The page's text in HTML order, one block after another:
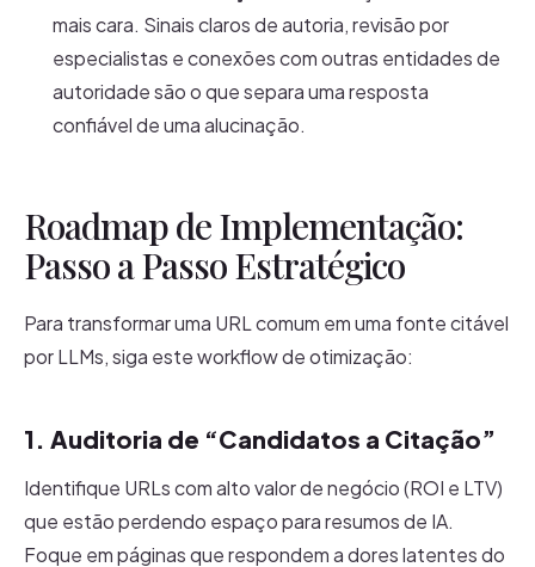
mais cara. Sinais claros de autoria, revisão por
especialistas e conexões com outras entidades de
autoridade são o que separa uma resposta
confiável de uma alucinação.
Roadmap de Implementação:
Passo a Passo Estratégico
Para transformar uma URL comum em uma fonte citável
por LLMs, siga este workflow de otimização:
1. Auditoria de “Candidatos a Citação”
Identifique URLs com alto valor de negócio (ROI e LTV)
que estão perdendo espaço para resumos de IA.
Foque em páginas que respondem a dores latentes do